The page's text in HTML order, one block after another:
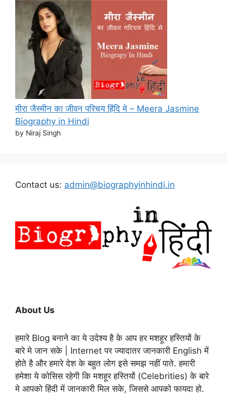
मीरा जैस्मीन का जीवन परिचय हिंदि मे – Meera Jasmine
Biography in Hindi
by Niraj Singh
Contact us: admin@biographyinhindi.in
About Us
हमारे Blog बनाने का ये उदेश्य है के आप हर मशहूर हस्तियों के
बारे मे जान सके | Internet पर ज्यादातर जानकारी English में
होते है और हमारे देश के बहुत लोग इसे समझ नहीं पाते. हमारी
हमेशा ये कोसिस रहेगी कि मशहूर हस्तियों (Celebrities) के बारे
मे आपको हिंदी में जानकारी मिल सके, जिससे आपको फायदा हो.